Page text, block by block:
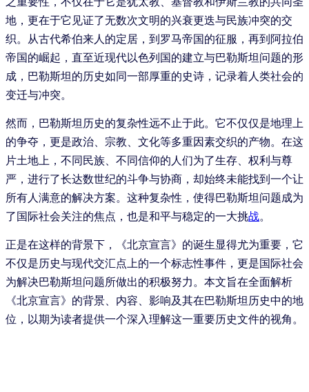
地，更在于它见证了无数次文明的兴衰更迭与民族冲突的交
织。从古代希伯来人的定居，到罗马帝国的征服，再到阿拉伯
帝国的崛起，直至近现代以色列国的建立与巴勒斯坦问题的形
成，巴勒斯坦的历史如同一部厚重的史诗，记录着人类社会的
变迁与冲突。
然而，巴勒斯坦历史的复杂性远不止于此。它不仅仅是地理上
的争夺，更是政治、宗教、文化等多重因素交织的产物。在这
片土地上，不同民族、不同信仰的人们为了生存、权利与尊
严，进行了长达数世纪的斗争与协商，却始终未能找到一个让
所有人满意的解决方案。这种复杂性，使得巴勒斯坦问题成为
了国际社会关注的焦点，也是和平与稳定的一大挑战。
正是在这样的背景下，《北京宣言》的诞生显得尤为重要，它
不仅是历史与现代交汇点上的一个标志性事件，更是国际社会
为解决巴勒斯坦问题所做出的积极努力。本文旨在全面解析
《北京宣言》的背景、内容、影响及其在巴勒斯坦历史中的地
位，以期为读者提供一个深入理解这一重要历史文件的视角。